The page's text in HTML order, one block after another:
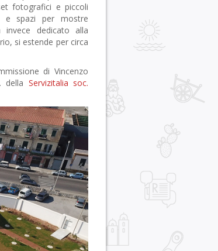
fotografici e piccoli
e spazi per mostre
invece dedicato alla
si estende per circa
di Vincenzo
della Servizitalia soc.